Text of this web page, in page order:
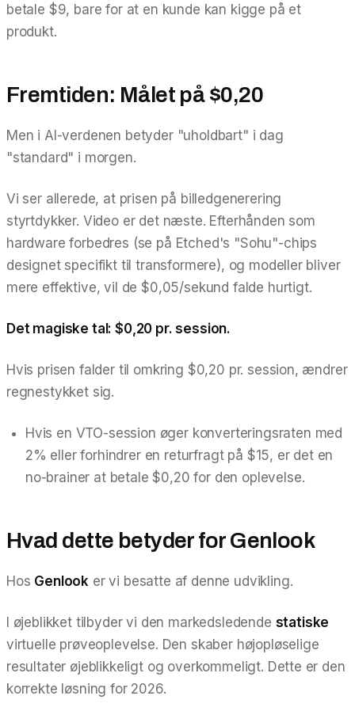
betale $9, bare for at en kunde kan kigge på et
produkt.
Fremtiden: Målet på $0,20
Men i AI-verdenen betyder "uholdbart" i dag
"standard" i morgen.
Vi ser allerede, at prisen på billedgenerering
styrtdykker. Video er det næste. Efterhånden som
hardware forbedres (se på Etched's "Sohu"-chips
designet specifikt til transformere), og modeller bliver
mere effektive, vil de $0,05/sekund falde hurtigt.
Det magiske tal: $0,20 pr. session.
Hvis prisen falder til omkring $0,20 pr. session, ændrer
regnestykket sig.
Hvis en VTO-session øger konverteringsraten med
2% eller forhindrer en returfragt på $15, er det en
no-brainer at betale $0,20 for den oplevelse.
Hvad dette betyder for Genlook
Hos Genlook er vi besatte af denne udvikling.
I øjeblikket tilbyder vi den markedsledende statiske
virtuelle prøveoplevelse. Den skaber højopløselige
resultater øjeblikkeligt og overkommeligt. Dette er den
korrekte løsning for 2026.